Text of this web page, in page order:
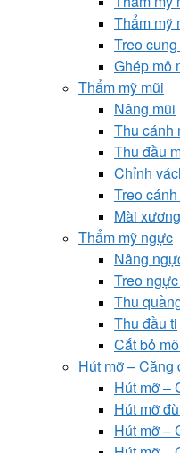
Thẩm mỹ
Treo
Ghép mô
Thẩm mỹ mũi
Nâng mũi
Thu cánh
Thu đầu
Chỉnh
Treo
Mài
Thẩm mỹ ngực
Nâng
Treo
Thu
Thu đầu ti
Cắt bỏ
Hút mỡ – Căng
Hút mỡ –
Hút mỡ
Hút mỡ –